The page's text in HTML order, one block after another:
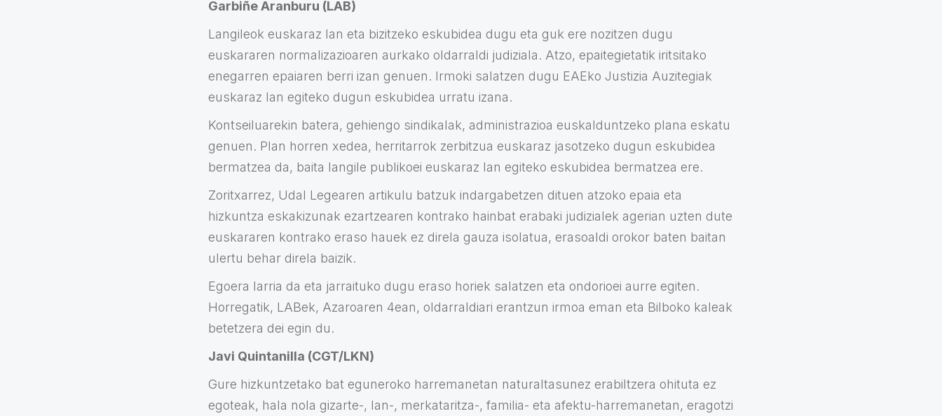
Garbiñe Aranburu (LAB)
Langileok euskaraz lan eta bizitzeko eskubidea dugu eta guk ere nozitzen dugu
euskararen normalizazioaren aurkako oldarraldi judiziala. Atzo, epaitegietatik iritsitako
enegarren epaiaren berri izan genuen. Irmoki salatzen dugu EAEko Justizia Auzitegiak
euskaraz lan egiteko dugun eskubidea urratu izana.
Kontseiluarekin batera, gehiengo sindikalak, administrazioa euskalduntzeko plana eskatu
genuen. Plan horren xedea, herritarrok zerbitzua euskaraz jasotzeko dugun eskubidea
bermatzea da, baita langile publikoei euskaraz lan egiteko eskubidea bermatzea ere.
Zoritxarrez, Udal Legearen artikulu batzuk indargabetzen dituen atzoko epaia eta
hizkuntza eskakizunak ezartzearen kontrako hainbat erabaki judizialek agerian uzten dute
euskararen kontrako eraso hauek ez direla gauza isolatua, erasoaldi orokor baten baitan
ulertu behar direla baizik.
Egoera larria da eta jarraituko dugu eraso horiek salatzen eta ondorioei aurre egiten.
Horregatik, LABek, Azaroaren 4ean, oldarraldiari erantzun irmoa eman eta Bilboko kaleak
betetzera dei egin du.
Javi Quintanilla (CGT/LKN)
Gure hizkuntzetako bat eguneroko harremanetan naturaltasunez erabiltzera ohituta ez
egoteak, hala nola gizarte-, lan-, merkataritza-, familia- eta afektu-harremanetan, eragotzi